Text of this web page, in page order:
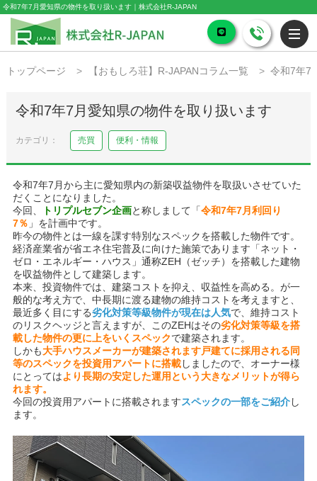
令和7年7月愛知県の物件を取り扱います｜株式会社R-JAPAN
トップページ 【おもしろ荘】R-JAPANコラム一覧 令和7年7
令和7年7月愛知県の物件を取り扱います
売買 便利・情報
令和7年7月から主に愛知県内の新築収益物件を取扱いさせていた
だくことになりました。
今回、
トリプルセブン企画と称しまして「令和7年7月利回り
7％ 」を計画中です。
昨今の物件とは一線を課す特別なスペックを搭載した物件です。
経済産業省が省エネ住宅普及に向けた施策であります「ネット・
ゼロ・エネルギー・ハウス」通称ZEH（ゼッチ）を搭載した建物
を収益物件として建築します。
本来、投資物件では、建築コストを抑え、収益性を高める。が一
般的な考え方で、中長期に渡る建物の維持コストを考えますと、
最近多く目にする劣化対策等級物件が現在は人気で、維持コスト
のリスクヘッジと言えますが、このZEHはその劣化対策等級を搭
載した物件の更に上をいくスペックで建築されます。
しかも大手ハウスメーカーが建築されます戸建てに採用される同
等のスペックを投資用アパートに搭載しましたので、オーナー様
にとってはより長期の安定した運用という大きなメリットが得ら
れます。
今回の投資用アパートに搭載されますスペックの一部をご紹介し
ます。